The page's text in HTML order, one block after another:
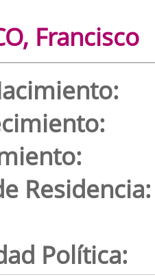
Francisco
Residencia:
Política: